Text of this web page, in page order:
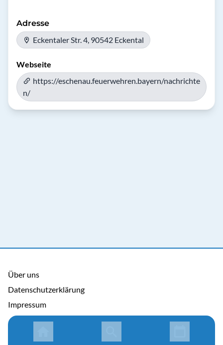
Adresse
Eckentaler Str. 4, 90542 Eckental
Webseite
https://eschenau.feuerwehren.bayern/nachrichte
n/
Über uns
Datenschutzerklärung
Impressum